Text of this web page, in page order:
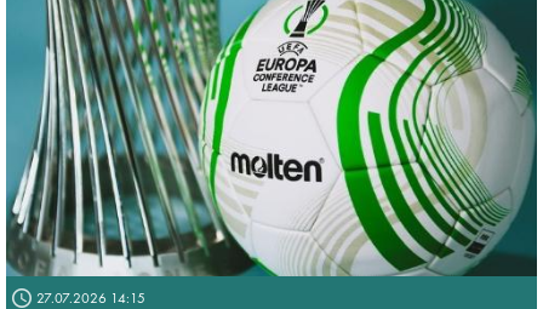
27.07.2026 14:15